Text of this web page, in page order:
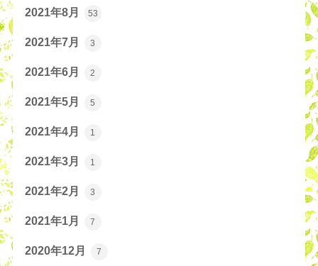
2021年8月 53
2021年7月 3
2021年6月 2
2021年5月 5
2021年4月 1
2021年3月 1
2021年2月 3
2021年1月 7
2020年12月 7